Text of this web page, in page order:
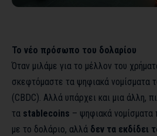
Το νέο πρόσωπο του δολαρίου
Όταν μιλάμε για το μέλλον του
σκεφτόμαστε τα ψηφιακά νομίσματα
(CBDC). Αλλά υπάρχει και μια άλλη,
τα stablecoins – ψηφιακά νομίσματα
με το δολάριο, αλλά δεν τα εκδίδει